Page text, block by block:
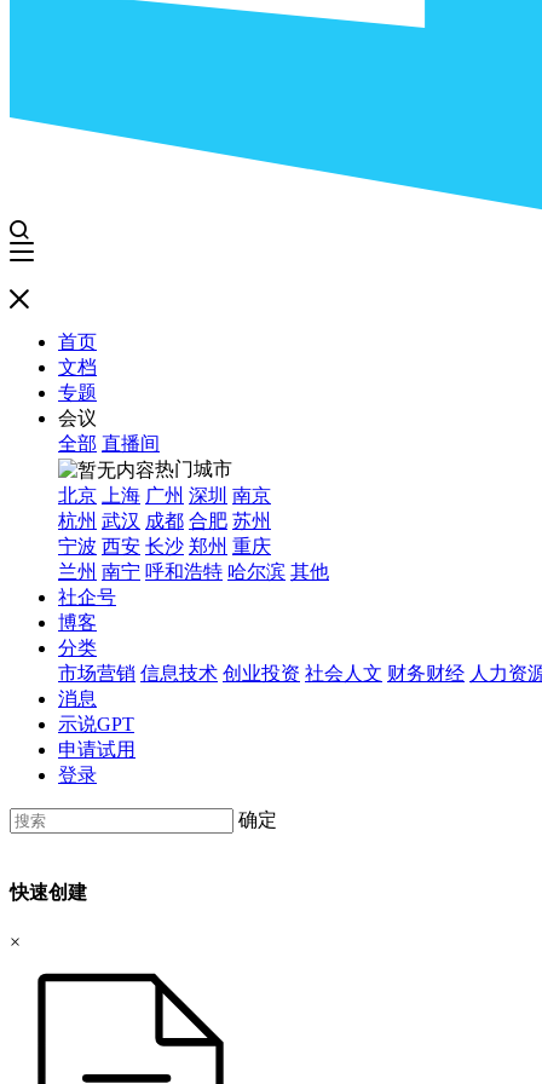
首页
文档
专题
会议
全部 直播间
热门城市
北京
上海 广州 深圳 南京
杭州 武汉 成都 合肥 苏州
宁波 西安 长沙 郑州 重庆
兰州 南宁 呼和浩特 哈尔滨 其他
社企号
博客
分类
市场营销 信息技术 创业投资 社会人文 财务财经 人力资
消息
示说GPT
申请试用
登录
确定
快速创建
×